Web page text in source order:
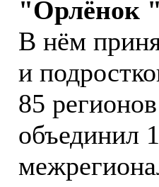
"Орлёнок
В нём
и
85
объединил